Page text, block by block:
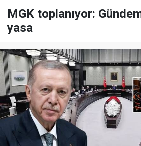
MGK toplanıyor:
yasa